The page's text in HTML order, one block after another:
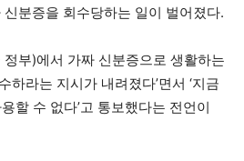
분증을 회수당하는 일이 벌어졌다.
정부)에서 가짜 신분증으로 생활하는
하라는 지시가 내려졌다’면서 ‘지금
할 수 없다’고 통보했다는 전언이